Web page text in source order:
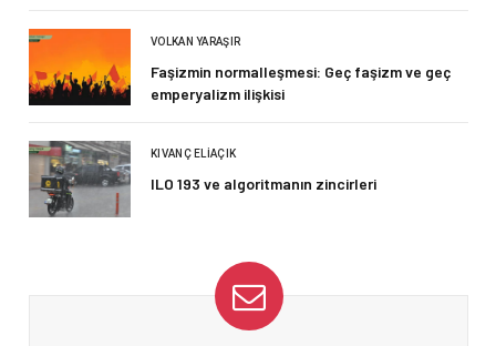
VOLKAN YARAŞIR
Faşizmin normalleşmesi: Geç faşizm ve geç
emperyalizm ilişkisi
KIVANÇ ELIAÇIK
ILO 193 ve algoritmanın zincirleri